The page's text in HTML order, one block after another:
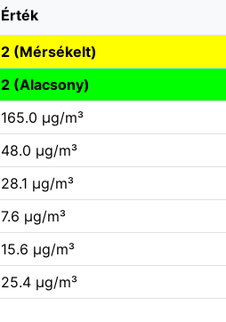
Érték
2 (Mérsékelt)
2 (Alacsony)
165.0 µg/m³
48.0 µg/m³
28.1 µg/m³
7.6 µg/m³
15.6 µg/m³
25.4 µg/m³